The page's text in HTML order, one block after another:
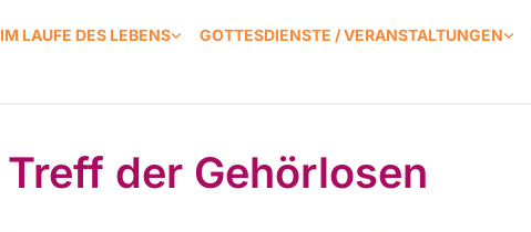
IM LAUFE DES LEBENS GOTTESDIENSTE / VERANSTALTUNGEN
Treff der Gehörlosen